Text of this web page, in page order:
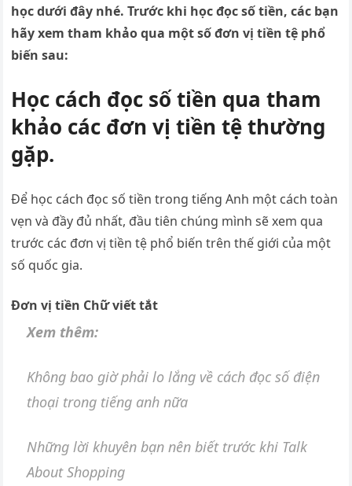
học dưới đây nhé. Trước khi học đọc số tiền, các bạn
hãy xem tham khảo qua một số đơn vị tiền tệ phổ
biến sau:
Học cách đọc số tiền qua tham
khảo các đơn vị tiền tệ thường
gặp.
Để học cách đọc số tiền trong tiếng Anh một cách toàn
vẹn và đầy đủ nhất, đầu tiên chúng mình sẽ xem qua
trước các đơn vị tiền tệ phổ biến trên thế giới của một
số quốc gia.
Đơn vị tiền Chữ viết tắt
Xem thêm:
Không bao giờ phải lo lắng về cách đọc số điện
thoại trong tiếng anh nữa
Những lời khuyên bạn nên biết trước khi Talk
About Shopping